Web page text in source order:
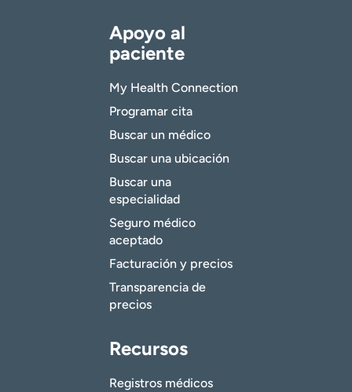
Apoyo al
paciente
My Health Connection
Programar cita
Buscar un médico
Buscar una ubicación
Buscar una
especialidad
Seguro médico
aceptado
Facturación y precios
Transparencia de
precios
Recursos
Registros médicos